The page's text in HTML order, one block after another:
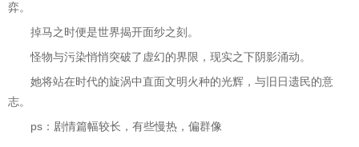
弈。
掉马之时便是世界揭开面纱之刻。
怪物与污染悄悄突破了虚幻的界限，现实之下阴影涌动。
她将站在时代的旋涡中直面文明火种的光辉，与旧日遗民的意
志。
ps：剧情篇幅较长，有些慢热，偏群像